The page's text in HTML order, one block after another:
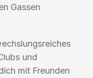
Gassen
und
mit Freunden